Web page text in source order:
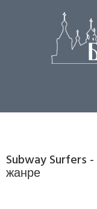
Subway Surfers
жанре